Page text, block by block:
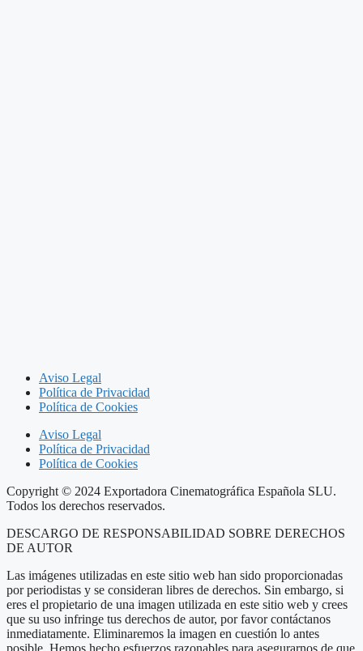
Aviso Legal
Política de Privacidad
Política de Cookies
Aviso Legal
Política de Privacidad
Política de Cookies
Copyright © 2024 Exportadora Cinematográfica Española SLU.
Todos los derechos reservados.
DESCARGO DE RESPONSABILIDAD SOBRE DERECHOS
DE AUTOR
Las imágenes utilizadas en este sitio web han sido proporcionadas
por periodistas y se consideran libres de derechos. Sin embargo, si
eres el propietario de una imagen utilizada en este sitio web y crees
que su uso infringe tus derechos de autor, por favor contáctanos
inmediatamente. Eliminaremos la imagen en cuestión lo antes